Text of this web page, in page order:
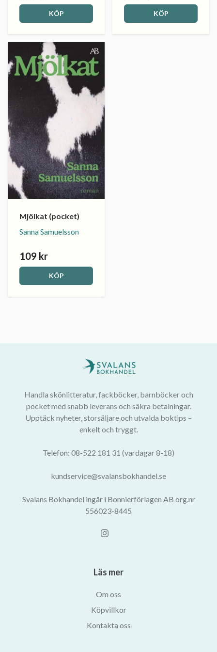
KÖP KÖP
Mjölkat (pocket)
Sanna Samuelsson
109 kr
KÖP
Handla skönlitteratur, fackböcker, barnböcker och
pocket med snabb leverans och säkra betalningar.
Upptäck nyheter, storsäljare och utvalda boktips –
enkelt och tryggt.
Telefon: 08-522 181 31 (vardagar 8-18)
kundservice@svalansbokhandel.se
Svalans Bokhandel ingår i Bonnierförlagen AB org.nr
556023-8445
Läs mer
Om oss
Köpvillkor
Kontakta oss